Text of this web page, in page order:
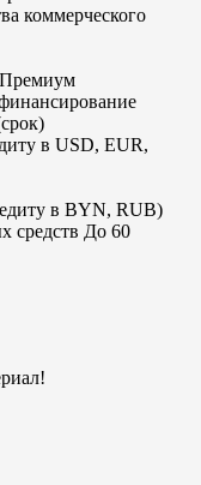
коммерческого
в USD, EUR,
в BYN, RUB)
средств До 60